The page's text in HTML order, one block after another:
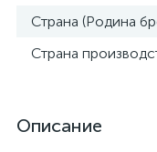
Страна (Родина
Страна
Описание